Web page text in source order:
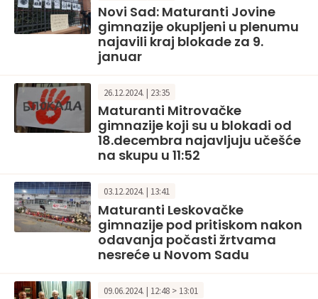
Novi Sad: Maturanti Jovine
gimnazije okupljeni u plenumu
najavili kraj blokade za 9.
januar
26.12.2024. | 23:35
Maturanti Mitrovačke
gimnazije koji su u blokadi od
18.decembra najavljuju učešće
na skupu u 11:52
03.12.2024. | 13:41
Maturanti Leskovačke
gimnazije pod pritiskom nakon
odavanja počasti žrtvama
nesreće u Novom Sadu
09.06.2024. | 12:48 > 13:01